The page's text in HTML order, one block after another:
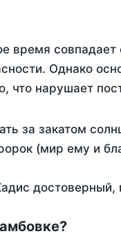
совпадает
Однако
нарушает
за закатом
(мир ему и